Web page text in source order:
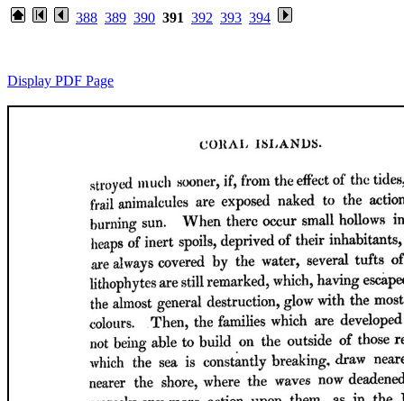
388 389 390 391 392 393 394
Display PDF Page